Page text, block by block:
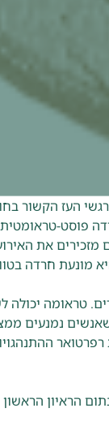
העז הקשור
פוסט-
מזכירים את
מונעת חרדה
טראומה יכולה
נמנעים
הראיון